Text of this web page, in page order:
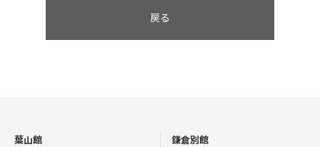
戻る
葉山館
鎌倉別館